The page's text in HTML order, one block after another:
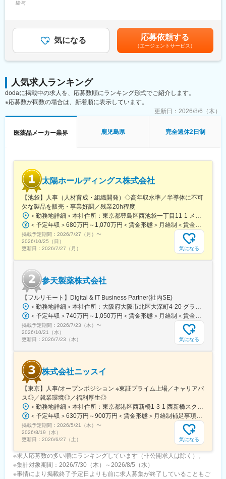
めに、唯一無二の検査→診断→治療→予防の歯科医薬品の開発と
口腔感染制御の勧奨を促すための販売情報提供活動により、患者
さまのQOL向上と歯科医療の未来を創造してまいります。
発
・口腔と全身の関係からアプローチした販売情報提供活動と適正
使用のための情報の提供・収集・伝達の実践
・安全性/有効性情報の迅速な収集と提供
・国内製造の品質と安定供給を確保するための製造管理体制の強
・フェインジェクト：鉄欠乏性貧血治療剤
・アコファイド：機能性ディスペプシア治療薬
■研修制度：
学びます。
・フォロー研修：配属後も複数回の研修を通して、より専門的な
知識を身につけます。
・成長支援：階層別研修、部門別研修、コンプライアンス研修等
も充実しています。
■就業環境：
・出産・育児支援制度
・資格取得支援制度
・研修支援制度
■当社の魅力：
・専門性の高さ：消化器領域に強みを持ち、国内トップクラスの
シェア
・安定した経営基盤：創業70年超、医療用医薬品とOTCの二本柱
で安定成長
・幅広い製品ラインアップ：処方薬からOTC、健康食品、化粧品
・社会貢献度の高さ：生活習慣病や消化器疾患など、人々の健康
に直結する製品を提供
・働きやすい環境：完全週休二日制、住宅補助、資格取得支援な
ど福利厚生充実
・研修制度の充実：未経験者も安心して成長できる教育体制
・長期勤続率の高さ：社員の定着率が高く、安定したキャリア形
成が可能
変更の範囲：会社の定める業務
給与
す。賃金はあくまでも目安の金額であり、選考を通じて上下する
可能性があります。月給(月額)は固定手当を含めた表記です。
気になる 応募依頼する
（エージェントサービス）
人気求人ランキング
dodaに掲載中の求人を、応募数順にランキング形式でご紹介します。
※応募数が同数の場合は、新着順に表示しています。
更新日： 2026/8/6（木）
医薬品メーカー業界 鹿児島県 完全週休2日制
太陽ホールディングス株式会社
【池袋】人事（人材育成・組織開発）◇高年収水準／半導体に不可
欠な製品を販売・事業好調／残業20h程度
＜勤務地詳細＞本社住所：東京都豊島区西池袋一丁目11-1 メトロポリタンプラザビル16F勤務地最寄駅：各線／池袋駅受動喫煙対策：屋内全面禁煙変更の範囲：会社の定める事業所（リモートワーク含む）
＜予定年収＞680万円～1,070万円＜賃金形態＞月給制＜賃金内訳＞月額（基本給）：335,000円～530,000円＜月給＞335,000円～530,000円＜昇給有無＞有＜残業手当＞有＜給与補足＞※年収概算には想定残業時間20時間分を含む・2025年度 全社平均残業時間：20時間・残業代全額支給（管理監督職については対象外)・賞与6か月分（2025年度実績）賃金はあくまでも目安の金額であり、選考を通じて上下する可能性があります。月給(月額)は固定手当を含めた表記です。
掲載予定期間： 2026/7/27（月） 〜
2026/10/25（日）
更新日： 2026/7/27（月） 気になる
参天製薬株式会社
【フルリモート】Digital & IT Business Partner(社内SE)
＜勤務地詳細＞本社住所：大阪府大阪市北区大深町4-20 グランフロント大阪タワーA25F勤務地最寄駅：JR各線／大阪駅受動喫煙対策：屋内全面禁煙変更の範囲：会社の定める事業所（リモートワーク含む）
＜予定年収＞740万円～1,050万円＜賃金形態＞月給制＜賃金内訳＞月額（基本給）：540,000円～770,000円＜月給＞540,000円～770,000円＜昇給有無＞有＜残業手当＞有＜給与補足＞※経験・能力等を考慮の上、当社規定により決定します。■賞与：年1回支給■基本給改定：年1回（4月）賃金はあくまでも目安の金額であり、選考を通じて上下する可能性があります。月給(月額)は固定手当を含めた表記です。
掲載予定期間： 2026/7/23（木） 〜
2026/10/21（水）
更新日： 2026/7/23（木） 気になる
株式会社ニッスイ
【東京】人事/オープンポジション ※東証プライム上場／キャリアパ
ス◎／就業環境◎／福利厚生◎
＜勤務地詳細＞本社住所：東京都港区西新橋1-3-1 西新橋スクエア勤務地最寄駅：東京メトロ線／内幸町駅受動喫煙対策：屋内全面禁煙変更の範囲：会社の定める事業所（リモートワーク含む）
＜予定年収＞630万円～900万円＜賃金形態＞月給制補足事項なし＜賃金内訳＞月額（基本給）：330,000円～448,000円＜月給＞330,000円～448,000円＜昇給有無＞有＜残業手当＞有＜給与補足＞※給与詳細は、経験・経歴を考慮のうえ、決定します。■賞与：年2回（6月・12月）※2026年 度見込（ 6.0ヶ月）※時間外、法定外休日勤務をした場合は30%の割増手当支給法定休日勤務の場合は、35%の割増手当支給賃金はあくまでも目安の金額であり、選考を通じて上下する可能性があります。月給(月額)は固定手当を含めた表記です。
掲載予定期間： 2026/5/21（木） 〜
2026/8/19（水）
更新日： 2026/6/27（土） 気になる
※求人応募数の多い順にランキングしています（非公開求人は除く）。
※集計対象期間：2026/7/30（木）～2026/8/5（水）
※事情により掲載終了予定日よりも前に求人募集が終了していることもご